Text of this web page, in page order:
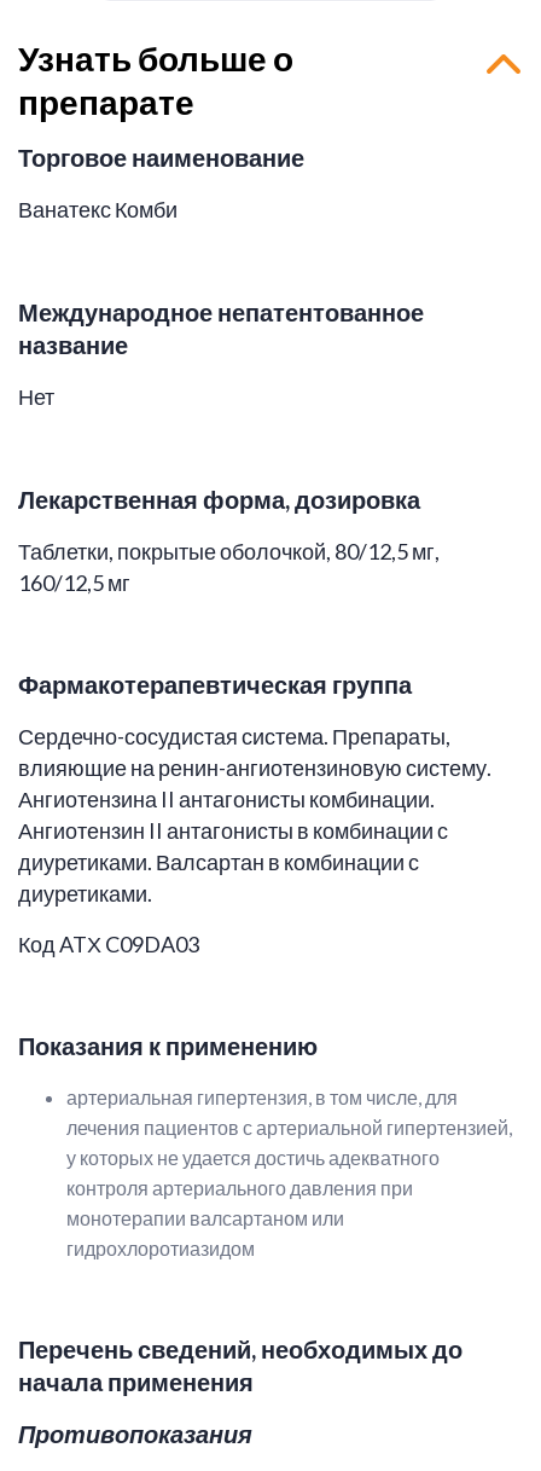
Узнать больше о
препарате
Торговое наименование
Ванатекс Комби
Международное непатентованное
название
Нет
Лекарственная форма, дозировка
Таблетки, покрытые оболочкой, 80/12,5 мг,
160/12,5 мг
Фармакотерапевтическая группа
Сердечно-сосудистая система. Препараты,
влияющие на ренин-ангиотензиновую систему.
Ангиотензина II антагонисты комбинации.
Ангиотензин II антагонисты в комбинации с
диуретиками. Валсартан в комбинации с
диуретиками.
Код ATХ C09DA03
Показания к применению
артериальная гипертензия, в том числе, для
лечения пациентов с артериальной гипертензией,
у которых не удается достичь адекватного
контроля артериального давления при
монотерапии валсартаном или
гидрохлоротиазидом
Перечень сведений, необходимых до
начала применения
Противопоказания